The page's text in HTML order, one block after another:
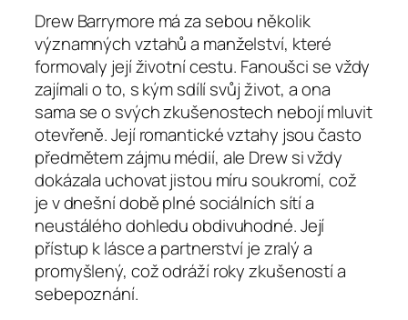
Drew Barrymore má za sebou několik
významných vztahů a manželství, které
formovaly její životní cestu. Fanoušci se vždy
zajímali o to, s kým sdílí svůj život, a ona
sama se o svých zkušenostech nebojí mluvit
otevřeně. Její romantické vztahy jsou často
předmětem zájmu médií, ale Drew si vždy
dokázala uchovat jistou míru soukromí, což
je v dnešní době plné sociálních sítí a
neustálého dohledu obdivuhodné. Její
přístup k lásce a partnerství je zralý a
promyšlený, což odráží roky zkušeností a
sebepoznání.